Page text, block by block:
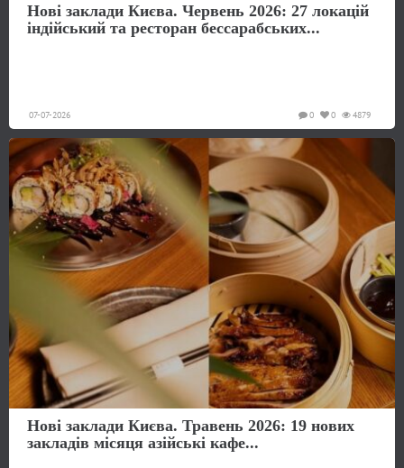
Нові заклади Києва. Червень 2026: 27 локацій
індійський та ресторан бессарабських...
07-07-2026 4879
0
0
Нові заклади Києва. Травень 2026: 19 нових
закладів місяця азійські кафе...